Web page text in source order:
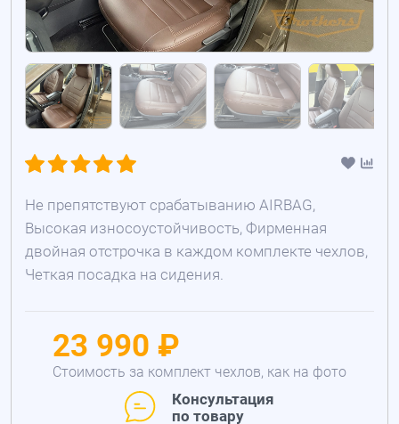
Не препятствуют срабатыванию AIRBAG,
Высокая износоустойчивость, Фирменная
двойная отстрочка в каждом комплекте чехлов,
Четкая посадка на сидения.
23 990 ₽
Стоимость за комплект чехлов, как на фото
Консультация
по товару